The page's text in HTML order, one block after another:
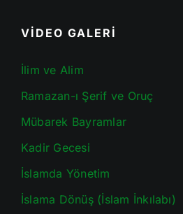
VİDEO GALERİ
İlim ve Alim
Ramazan-ı Şerif ve Oruç
Mübarek Bayramlar
Kadir Gecesi
İslamda Yönetim
İslama Dönüş (İslam İnkılabı)